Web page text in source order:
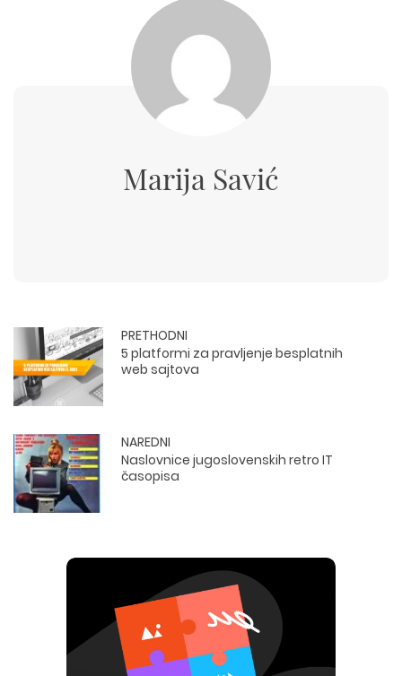
Marija Savić
PRETHODNI
5 platformi za pravljenje besplatnih
web sajtova
NAREDNI
Naslovnice jugoslovenskih retro IT
časopisa